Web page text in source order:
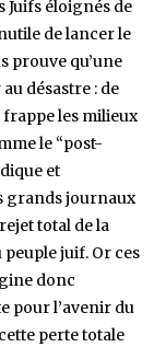
Juifs éloignés de
de lancer le
prouve qu’une
désastre : de
les milieux
le “post-
et
grands journaux
total de la
peuple juif. Or ces
donc
pour l’avenir du
perte totale